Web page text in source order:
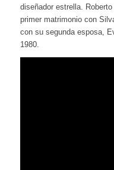
diseñador estrella.
primer matrimonio con
con su segunda esposa,
1980.